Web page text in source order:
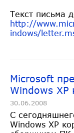
Текст письма
http://
indows/
Microsoft
Windows
30.06.2008
С
Windows XP